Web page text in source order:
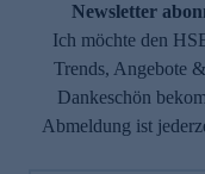
Newsletter
Ich möchte den
Trends, Angebote
Dankeschön
Abmeldung ist